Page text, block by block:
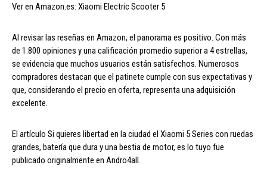
Ver en Amazon.es: Xiaomi Electric Scooter 5
Al revisar las reseñas en Amazon, el panorama es positivo. Con más
de 1.800 opiniones y una calificación promedio superior a 4 estrellas,
se evidencia que muchos usuarios están satisfechos. Numerosos
compradores destacan que el patinete cumple con sus expectativas y
que, considerando el precio en oferta, representa una adquisición
excelente.
El artículo Si quieres libertad en la ciudad el Xiaomi 5 Series con ruedas
grandes, batería que dura y una bestia de motor, es lo tuyo fue
publicado originalmente en Andro4all.